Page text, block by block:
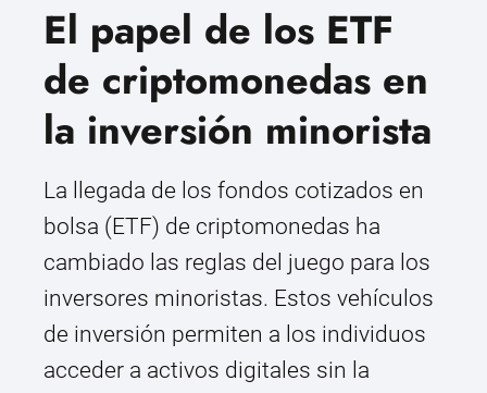
El papel de los ETF
de criptomonedas en
la inversión minorista
La llegada de los fondos cotizados en
bolsa (ETF) de criptomonedas ha
cambiado las reglas del juego para los
inversores minoristas. Estos vehículos
de inversión permiten a los individuos
acceder a activos digitales sin la